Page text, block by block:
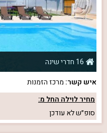
16 חדרי שינה
איש קשר: מרכז הזמנות
מחיר לוילה החל מ:
סופ״שלא עודכן